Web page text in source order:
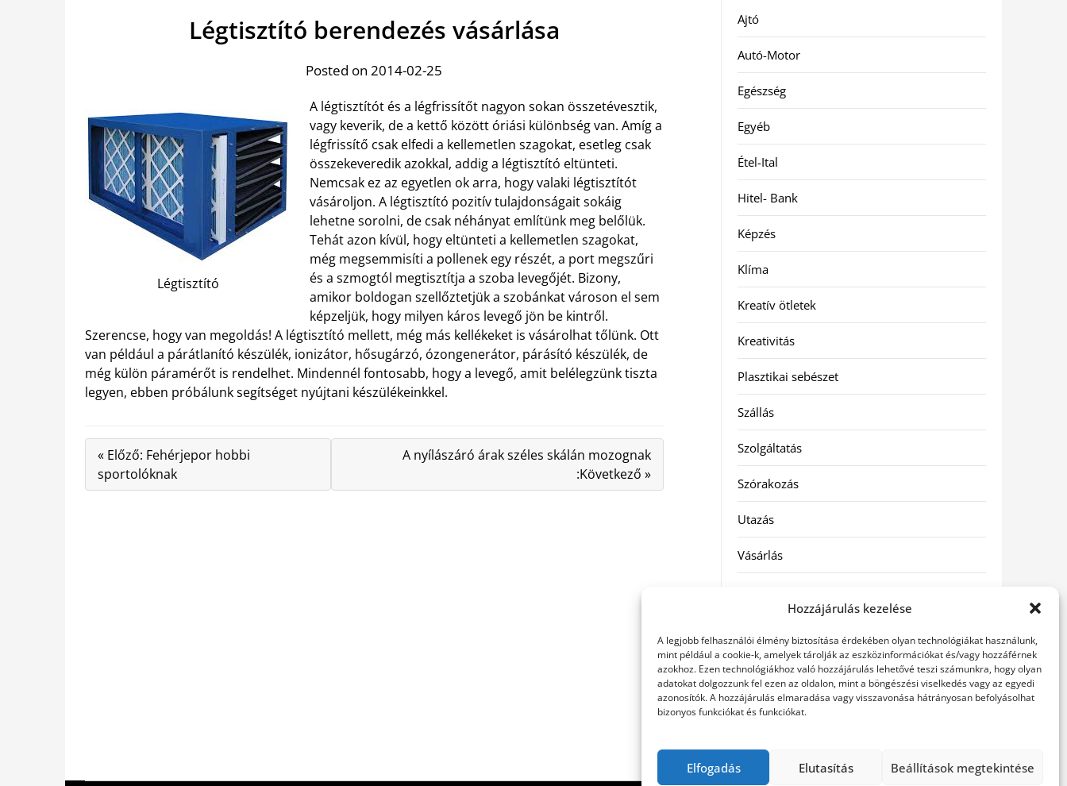
Hozzájárulás kezelése
A legjobb felhasználói élmény biztosítása érdekében olyan technológiákat használunk,
mint például a cookie-k, amelyek tárolják az eszközinformációkat és/vagy hozzáférnek
azokhoz. Ezen technológiákhoz való hozzájárulás lehetővé teszi számunkra, hogy olyan
adatokat dolgozzunk fel ezen az oldalon, mint a böngészési viselkedés vagy az egyedi
azonosítók. A hozzájárulás elmaradása vagy visszavonása hátrányosan befolyásolhat
bizonyos funkciókat és funkciókat.
Elfogadás Elutasítás Beállítások megtekintése
Légtisztító berendezés vásárlása
Posted on 2014-02-25
Légtisztító
A légtisztítót és a légfrissítőt nagyon sokan összetévesztik,
vagy keverik, de a kettő között óriási különbség van. Amíg a
légfrissítő csak elfedi a kellemetlen szagokat, esetleg csak
összekeveredik azokkal, addig a légtisztító eltünteti.
Nemcsak ez az egyetlen ok arra, hogy valaki légtisztítót
vásároljon. A légtisztító pozitív tulajdonságait sokáig
lehetne sorolni, de csak néhányat említünk meg belőlük.
Tehát azon kívül, hogy eltünteti a kellemetlen szagokat,
még megsemmisíti a pollenek egy részét, a port megszűri
és a szmogtól megtisztítja a szoba levegőjét. Bizony,
amikor boldogan szellőztetjük a szobánkat városon el sem
képzeljük, hogy milyen káros levegő jön be kintről.
Szerencse, hogy van megoldás! A légtisztító mellett, még más kellékeket is vásárolhat tőlünk. Ott
van például a párátlanító készülék, ionizátor, hősugárzó, ózongenerátor, párásító készülék, de
még külön páramérőt is rendelhet. Mindennél fontosabb, hogy a levegő, amit belélegzünk tiszta
legyen, ebben próbálunk segítséget nyújtani készülékeinkkel.
« Előző: Fehérjepor hobbi
sportolóknak
A nyílászáró árak széles skálán mozognak
:Következő »
Ajtó
Autó-Motor
Egészség
Egyéb
Étel-Ital
Hitel- Bank
Képzés
Klíma
Kreatív ötletek
Kreativitás
Plasztikai sebészet
Szállás
Szolgáltatás
Szórakozás
Utazás
Vásárlás
Címkék
hátfájás kezelése